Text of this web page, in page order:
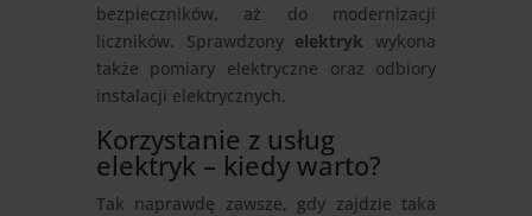
bezpieczników, aż do modernizacji
liczników. Sprawdzony elektrykwykona
także pomiary elektryczne oraz odbiory
instalacji elektrycznych.
Korzystanie z usług
elektryk – kiedy warto?
Tak naprawdę zawsze, gdy zajdzie taka